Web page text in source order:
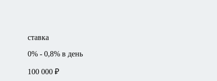
ставка
0% - 0,8% в день
100 000 ₽